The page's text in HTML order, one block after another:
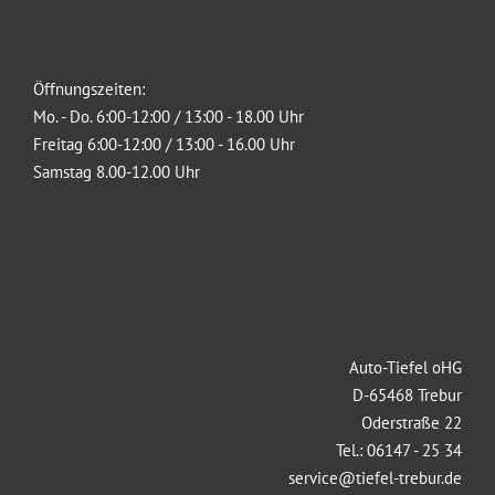
Öffnungszeiten:
Mo. - Do. 6:00-12:00 / 13:00 - 18.00 Uhr
Freitag 6:00-12:00 / 13:00 - 16.00 Uhr
Samstag 8.00-12.00 Uhr
Auto-Tiefel oHG
D-65468 Trebur
Oderstraße 22
Tel.: 06147 - 25 34
service@tiefel-trebur.de